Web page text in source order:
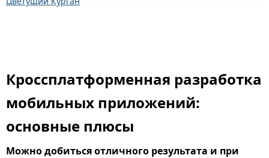
Кроссплатформенная разработка
мобильных приложений:
основные плюсы
Можно добиться отличного результата и при